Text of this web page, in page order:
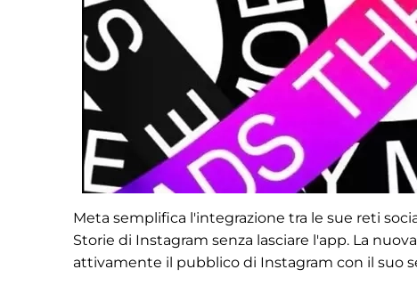
Meta semplifica l'integrazione tra le sue reti
Storie di Instagram senza lasciare l'app. La
attivamente il pubblico di Instagram con il suo